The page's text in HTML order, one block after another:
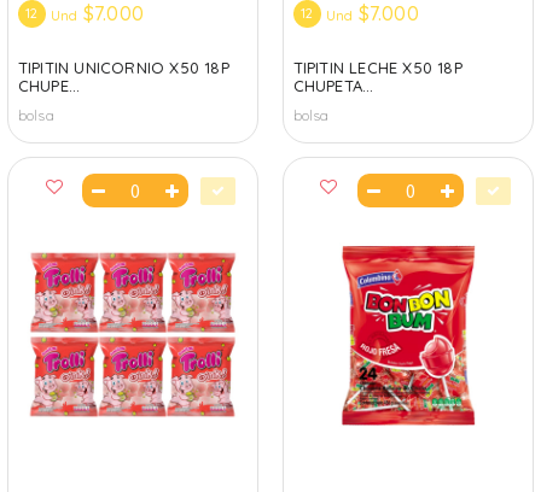
12 Und $7.000
TIPITIN UNICORNIO X50 18P
CHUPE...
bolsa
12 Und $7.000
TIPITIN LECHE X50 18P
CHUPETA...
bolsa